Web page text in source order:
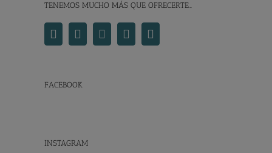
TENEMOS MUCHO MÁS QUE OFRECERTE…
FACEBOOK
INSTAGRAM